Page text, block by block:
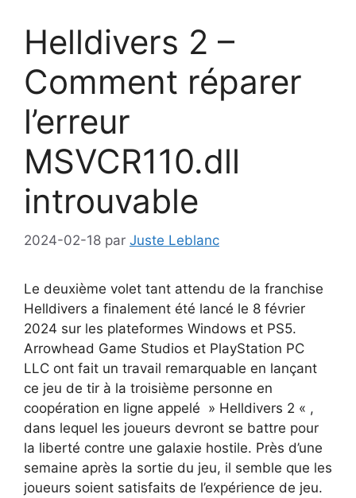
Helldivers 2 –
Comment réparer
l’erreur
MSVCR110.dll
introuvable
2024-02-18 par Juste Leblanc
Le deuxième volet tant attendu de la franchise
Helldivers a finalement été lancé le 8 février
2024 sur les plateformes Windows et PS5.
Arrowhead Game Studios et PlayStation PC
LLC ont fait un travail remarquable en lançant
ce jeu de tir à la troisième personne en
coopération en ligne appelé » Helldivers 2 « ,
dans lequel les joueurs devront se battre pour
la liberté contre une galaxie hostile. Près d’une
semaine après la sortie du jeu, il semble que les
joueurs soient satisfaits de l’expérience de jeu.